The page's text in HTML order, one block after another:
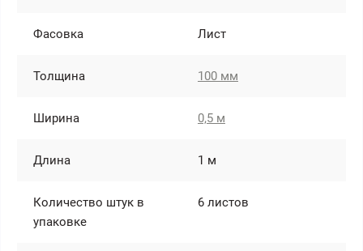
Фасовка Лист
Толщина 100 мм
Ширина 0,5 м
Длина 1 м
Количество штук в
упаковке
6 листов